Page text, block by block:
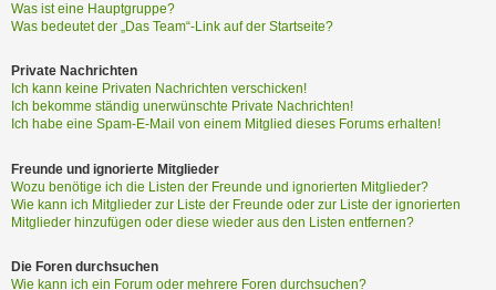
Was ist eine Hauptgruppe?
Was bedeutet der „Das Team“-Link auf der Startseite?
Private Nachrichten
Ich kann keine Privaten Nachrichten verschicken!
Ich bekomme ständig unerwünschte Private Nachrichten!
Ich habe eine Spam-E-Mail von einem Mitglied dieses Forums erhalten!
Freunde und ignorierte Mitglieder
Wozu benötige ich die Listen der Freunde und ignorierten Mitglieder?
Wie kann ich Mitglieder zur Liste der Freunde oder zur Liste der ignorierten
Mitglieder hinzufügen oder diese wieder aus den Listen entfernen?
Die Foren durchsuchen
Wie kann ich ein Forum oder mehrere Foren durchsuchen?